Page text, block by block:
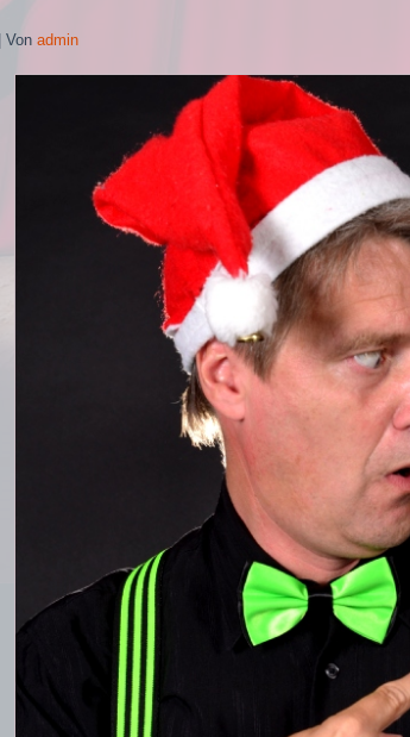
Von admin